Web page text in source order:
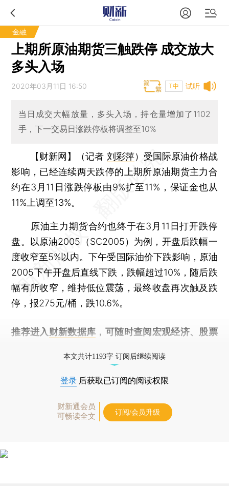
金融
上期所原油期货三触跌停 成交放大
多头入场
试听
2020年03月11日 16:50 T中
当日成交大幅放量，多头入场，持仓量增加了1102
手，下一交易日涨跌停板将调整至10%
【财新网】（记者 刘彩萍） 受国际原油价格战
影响，已经连续两天跌停的上期所原油期货主力合
约在3月11日涨跌停板由9%扩至11%，保证金也从
11%上调至13%。
原油主力期货合约也终于在3月11日打开跌停
盘。以原油2005（SC2005）为例，开盘后跌幅一
度收窄至5%以内。下午受国际油价下跌影响，原油
2005下午开盘后直线下跌，跌幅超过10%，随后跌
幅有所收窄，维持低位震荡，最终收盘再次触及跌
停，报275元/桶，跌10.6%。
推荐进入 财新数据库 ，可随时查阅宏观经济、股票
本文共计1193字 订阅后继续阅读
登录 后获取已订阅的阅读权限
财新通会员
可畅读全文
订阅/会员升级